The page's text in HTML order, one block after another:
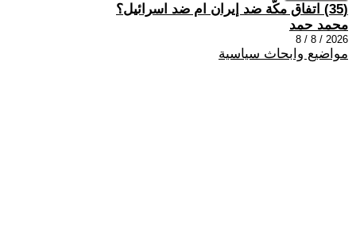
(35) اتفاق مكّة ضد إيران ام ضد اسرائيل؟
محمد حمد
2026 / 8 / 8
مواضيع وابحاث سياسية